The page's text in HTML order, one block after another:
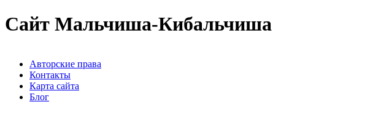
Сайт Мальчиша-Кибальчиша
Авторские права
Контакты
Карта сайта
Блог